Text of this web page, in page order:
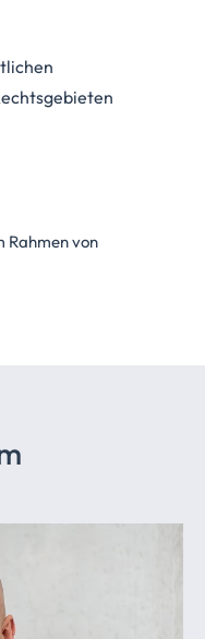
Rahmen von